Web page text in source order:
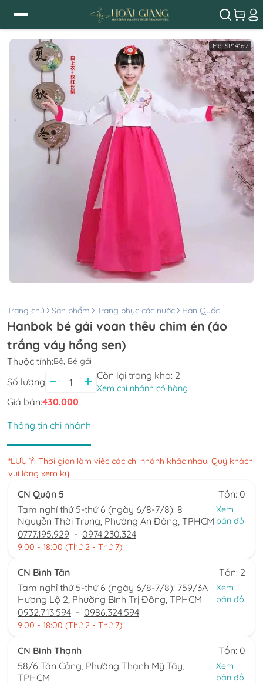
Mã: SP14169
Trang chủ Sản phẩm Trang phục các nước Hàn Quốc
Hanbok bé gái voan thêu chim én (áo
trắng váy hồng sen)
Thuộc tính:Bộ, Bé gái
Số lượng
Còn lại trong kho: 2
Xem chi nhánh có hàng
Giá bán:430.000
Thông tin chi nhánh
*LƯU Ý: Thời gian làm việc các chi nhánh khác nhau. Quý khách
vui lòng xem kỹ
CN Quận 5
Tồn: 0
Tạm nghỉ thứ 5-thứ 6 (ngày 6/8-7/8): 8
Nguyễn Thời Trung, Phường An Đông, TPHCM
Xem
bản đồ
0777.195.929 - 0974.230.324
9:00 - 18:00 (Thứ 2 - Thứ 7)
CN Bình Tân
Tồn: 2
Tạm nghỉ thứ 5-thứ 6 (ngày 6/8-7/8): 759/3A
Hương Lộ 2, Phường Bình Trị Đông, TPHCM
Xem
bản đồ
0932.713.594 - 0986.324.594
9:00 - 18:00 (Thứ 2 - Thứ 7)
CN Bình Thạnh
Tồn: 0
58/6 Tân Cảng, Phường Thạnh Mỹ Tây,
TPHCM
Xem
bản đồ